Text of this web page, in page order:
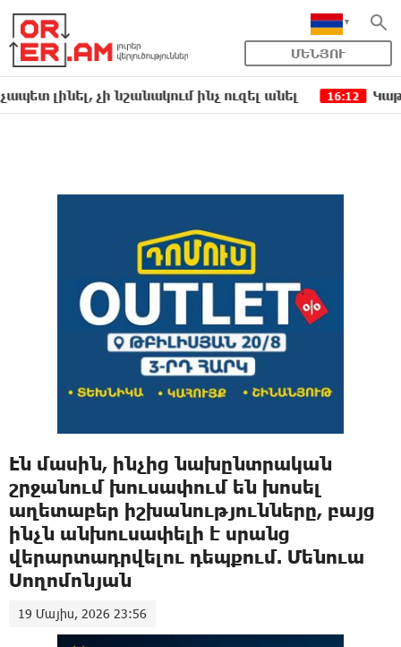
ՄԵՆՅՈՒ
չի նշանակում ինչ ուզել անել 16:12
Էն մասին, ինչից նախընտրական
շրջանում խուսափում են խոսել
աղետաբեր իշխանությունները, բայց
ինչն անխուսափելի է սրանց
վերարտադրվելու դեպքում. Մենուա
Սողոմոնյան
19 Մայիս, 2026 23:56